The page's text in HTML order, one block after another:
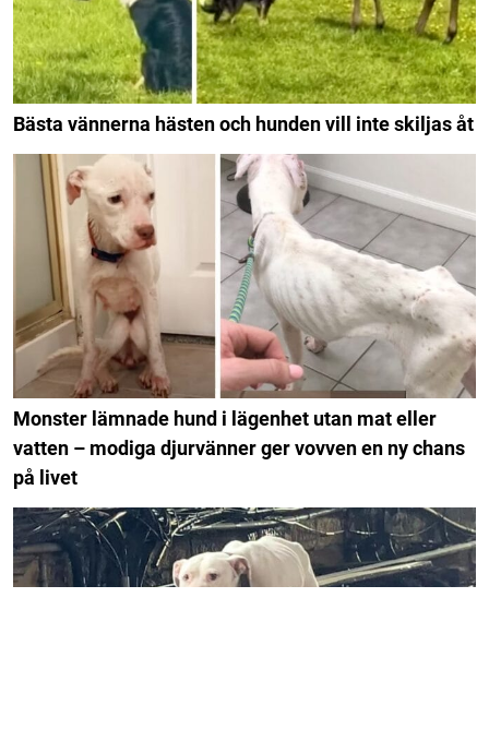
Bästa vännerna hästen och hunden vill inte skiljas åt
Monster lämnade hund i lägenhet utan mat eller
vatten – modiga djurvänner ger vovven en ny chans
på livet